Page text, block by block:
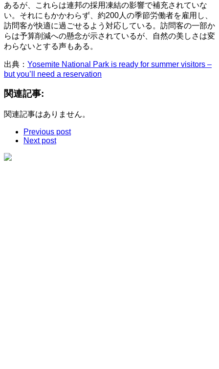
あるが、これらは連邦の採用凍結の影響で補充されていな
い。それにもかかわらず、約200人の季節労働者を雇用し、
訪問客が快適に過ごせるよう対応している。訪問客の一部か
らは予算削減への懸念が示されているが、自然の美しさは変
わらないとする声もある。
出典： Yosemite National Park is ready for summer visitors –
but you’ll need a reservation
関連記事:
関連記事はありません。
Previous post
Next post